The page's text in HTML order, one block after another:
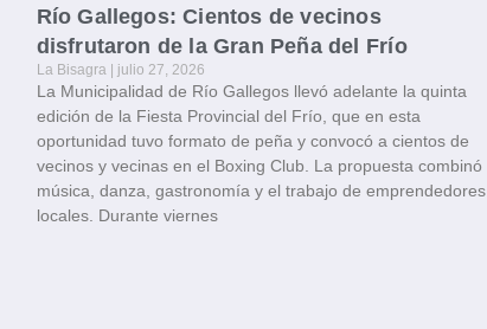
Río Gallegos: Cientos de vecinos
disfrutaron de la Gran Peña del Frío
La Bisagra julio 27, 2026
La Municipalidad de Río Gallegos llevó adelante la quinta
edición de la Fiesta Provincial del Frío, que en esta
oportunidad tuvo formato de peña y convocó a cientos de
vecinos y vecinas en el Boxing Club. La propuesta combinó
música, danza, gastronomía y el trabajo de emprendedores
locales. Durante viernes